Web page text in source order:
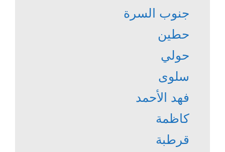
جنوب السرة
حطين
حولي
سلوى
فهد الأحمد
كاظمة
قرطبة